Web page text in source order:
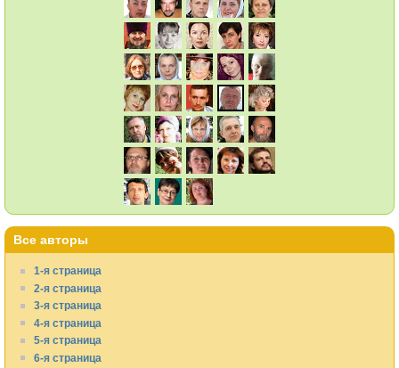
Все авторы
1-я страница
2-я страница
3-я страница
4-я страница
5-я страница
6-я страница